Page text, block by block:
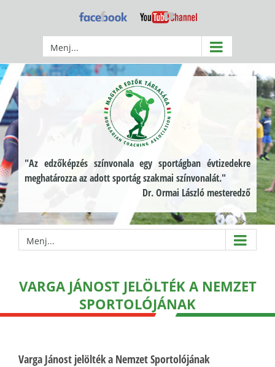
Facebook YouTube
Menj...
"Az edzőképzés színvonala egy sportágban évtizedekre
meghatározza az adott sportág szakmai színvonalát."
Dr. Ormai László mesteredző
Menj...
VARGA JÁNOST JELÖLTÉK A NEMZET
SPORTOLÓJÁNAK
Varga Jánost jelölték a Nemzet Sportolójának